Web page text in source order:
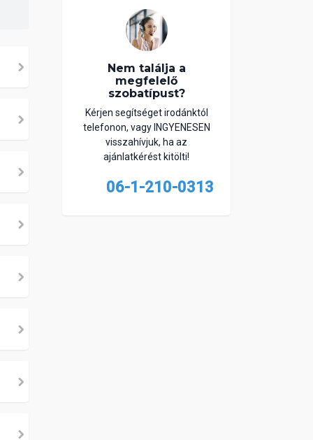
Nem találja a
megfelelő
szobatípust?
Kérjen segítséget irodánktól
telefonon, vagy INGYENESEN
visszahívjuk, ha az
ajánlatkérést kitölti!
06-1-210-0313